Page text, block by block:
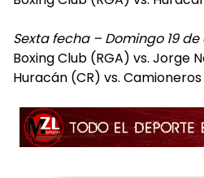
Sexta fecha – Domingo 19
Boxing Club (RGA) vs. Jorge
Huracán (CR) vs.